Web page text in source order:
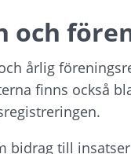
och
årlig
finns också
bidrag till